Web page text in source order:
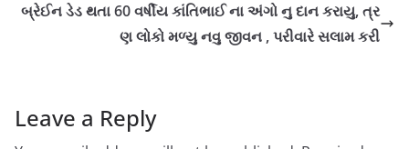
બ્રેઈન ડેડ થતા 60 વર્ષીય કાંતિભાઈ ના અંગો નુ દાન કરાયુ, ત્ર
ણ લોકો મળ્યુ નવુ જીવન , પરીવારે સલામ કરી
Leave a Reply